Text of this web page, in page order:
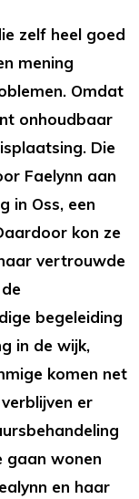
zelf heel goed
mening
Omdat
onhoudbaar
Die
Faelynn aan
in Oss, een
kon ze
vertrouwde
begeleiding
in de wijk,
komen net
er
gaan wonen
en haar